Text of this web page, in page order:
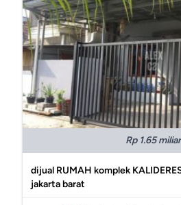
Rp 1.65 miliar
dijual RUMAH komplek
jakarta barat